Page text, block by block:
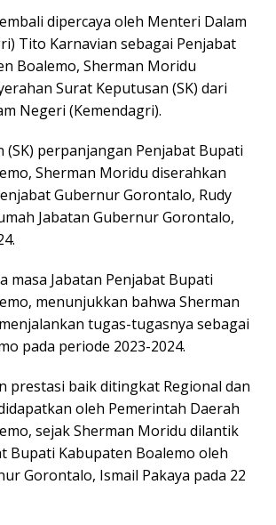
dipercaya oleh Menteri Dalam
Tito Karnavian sebagai Penjabat
Boalemo, Sherman Moridu
Surat Keputusan (SK) dari
Negeri (Kemendagri).
(SK) perpanjangan Penjabat Bupati
Sherman Moridu diserahkan
Gubernur Gorontalo, Rudy
Jabatan Gubernur Gorontalo,
masa Jabatan Penjabat Bupati
menunjukkan bahwa Sherman
tugas-tugasnya sebagai
pada periode 2023-2024.
prestasi baik ditingkat Regional dan
oleh Pemerintah Daerah
sejak Sherman Moridu dilantik
Bupati Kabupaten Boalemo oleh
Gorontalo, Ismail Pakaya pada 22